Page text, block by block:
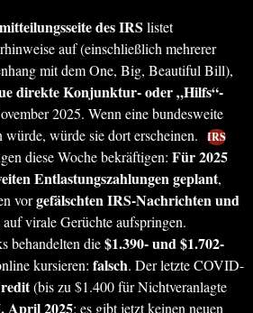
des IRS listet
auf (einschließlich mehrerer
mit dem One, Big, Beautiful Bill),
direkte Konjunktur- oder „Hilfs“-
2025. Wenn eine bundesweite
würde, würde sie dort erscheinen.
IRS
diese Woche bekräftigen: Für 2025
Entlastungszahlungen geplant,
vorgefälschten IRS-Nachrichten und
auf virale Gerüchte aufspringen.
behandelten die$1.390- und $1.702-
kursieren: falsch. Der letzte COVID-
(bis zu $1.400 für Nichtveranlagte
April 2025; es gibt jetzt keinen neuen